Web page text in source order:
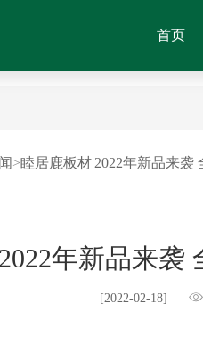
首页
>睦居鹿板材|2022年新品来袭
年新品来袭
[2022-02-18]